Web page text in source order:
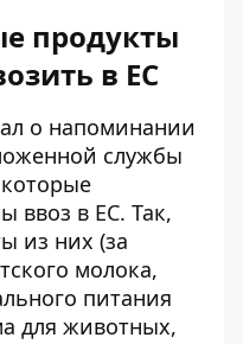
продукты
в ЕС
о напоминании
службы
ввоз в ЕС. Так,
из них (за
молока,
питания
для животных,